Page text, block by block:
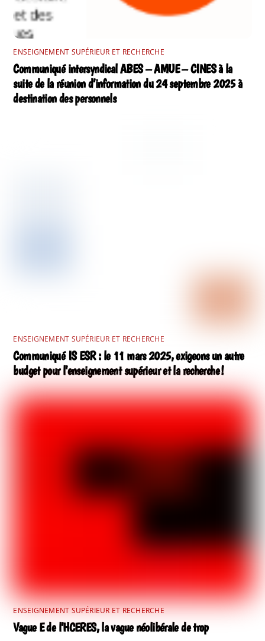
ENSEIGNEMENT SUPÉRIEUR ET RECHERCHE
Communiqué intersyndical ABES – AMUE – CINES à la
suite de la réunion d’information du 24 septembre 2025 à
destination des personnels
ENSEIGNEMENT SUPÉRIEUR ET RECHERCHE
Communiqué IS ESR : le 11 mars 2025, exigeons un autre
budget pour l’enseignement supérieur et la recherche !
ENSEIGNEMENT SUPÉRIEUR ET RECHERCHE
Vague E de l’HCERES, la vague néolibérale de trop